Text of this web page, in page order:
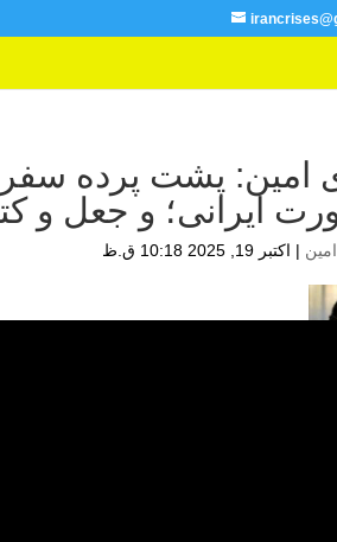
امین: پشت پرده
ایرانی؛ و جعل و
| اکتبر 19, 2025 10:18 ق.ظ